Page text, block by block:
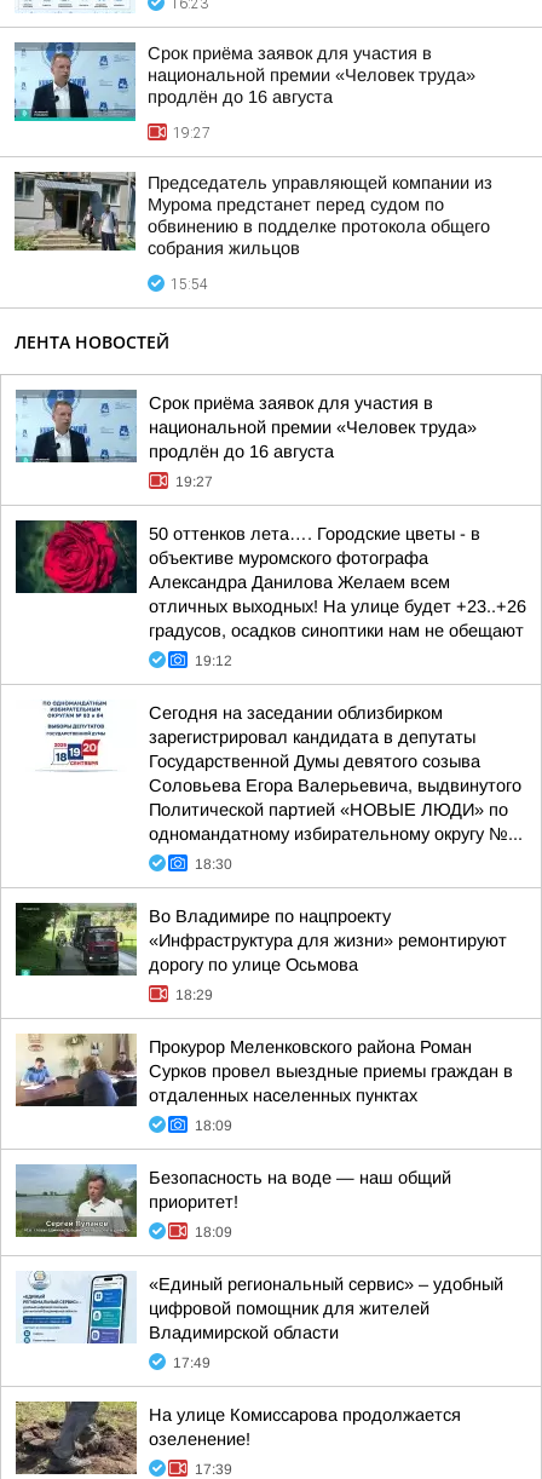
16:23
Срок приёма заявок для участия в
национальной премии «Человек труда»
продлён до 16 августа
19:27
Председатель управляющей компании из
Мурома предстанет перед судом по
обвинению в подделке протокола общего
собрания жильцов
15:54
ЛЕНТА НОВОСТЕЙ
Срок приёма заявок для участия в
национальной премии «Человек труда»
продлён до 16 августа
19:27
50 оттенков лета…. Городские цветы - в
объективе муромского фотографа
Александра Данилова Желаем всем
отличных выходных! На улице будет +23..+26
градусов, осадков синоптики нам не обещают
19:12
Сегодня на заседании облизбирком
зарегистрировал кандидата в депутаты
Государственной Думы девятого созыва
Соловьева Егора Валерьевича, выдвинутого
Политической партией «НОВЫЕ ЛЮДИ» по
одномандатному избирательному округу №...
18:30
Во Владимире по нацпроекту
«Инфраструктура для жизни» ремонтируют
дорогу по улице Осьмова
18:29
Прокурор Меленковского района Роман
Сурков провел выездные приемы граждан в
отдаленных населенных пунктах
18:09
Безопасность на воде — наш общий
приоритет!
18:09
«Единый региональный сервис» – удобный
цифровой помощник для жителей
Владимирской области
17:49
На улице Комиссарова продолжается
озеленение!
17:39